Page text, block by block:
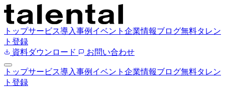
トップサービス導入事例 イベント 企業情報ブログ無料タレン
ト登録
資料ダウンロード
お問い合わせ
トップサービス導入事例 イベント 企業情報ブログ無料タレン
ト登録